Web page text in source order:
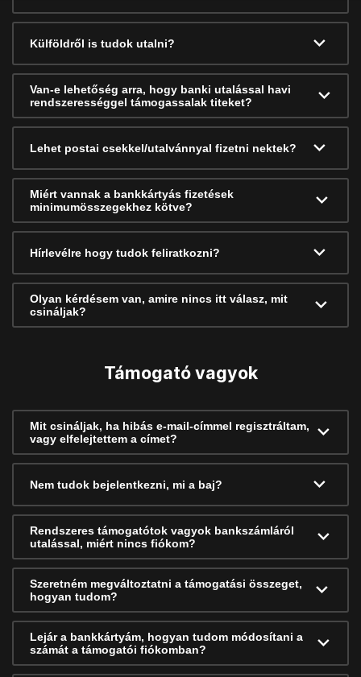
Külföldről is tudok utalni?
Van-e lehetőség arra, hogy banki utalással havi
rendszerességgel támogassalak titeket?
Lehet postai csekkel/utalvánnyal fizetni nektek?
Miért vannak a bankkártyás fizetések
minimumösszegekhez kötve?
Hírlevélre hogy tudok feliratkozni?
Olyan kérdésem van, amire nincs itt válasz, mit
csináljak?
Támogató vagyok
Mit csináljak, ha hibás e-mail-címmel regisztráltam,
vagy elfelejtettem a címet?
Nem tudok bejelentkezni, mi a baj?
Rendszeres támogatótok vagyok bankszámláról
utalással, miért nincs fiókom?
Szeretném megváltoztatni a támogatási összeget,
hogyan tudom?
Lejár a bankkártyám, hogyan tudom módosítani a
számát a támogatói fiókomban?